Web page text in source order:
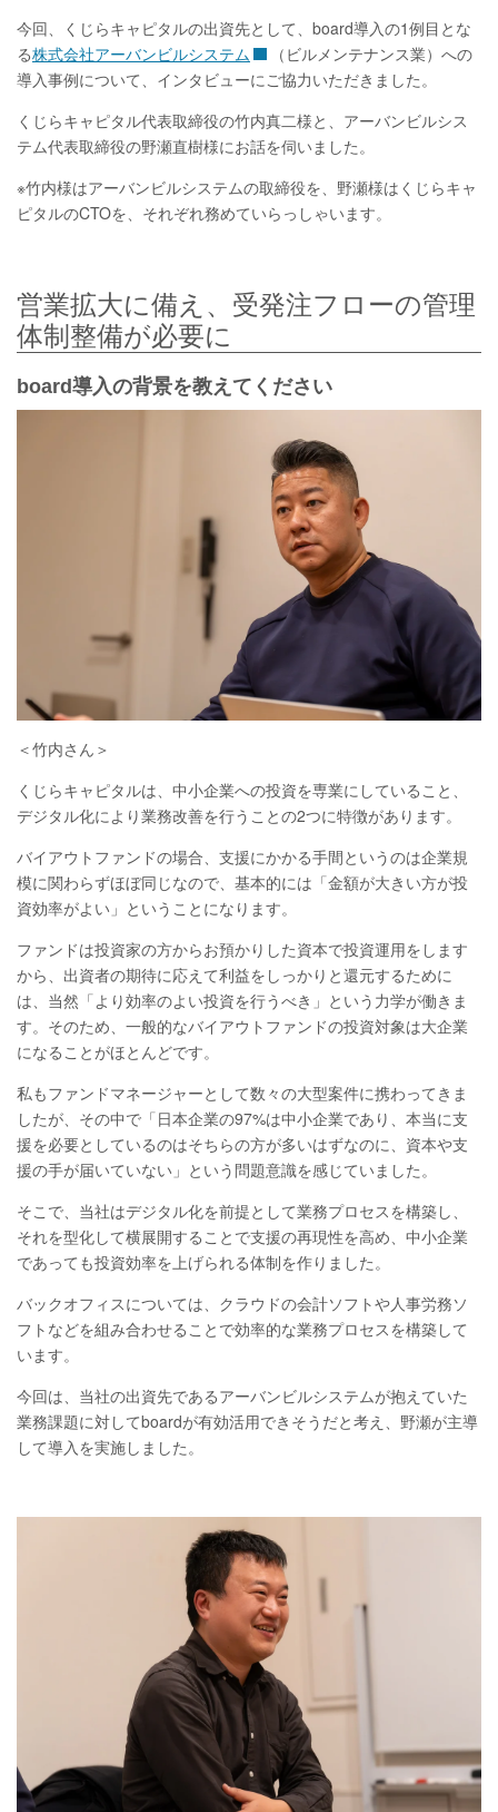
今回、くじらキャピタルの出資先として、board導入の1例目とな
る株式会社アーバンビルシステム
（ビルメンテナンス業）への
導入事例について、インタビューにご協力いただきました。
くじらキャピタル代表取締役の竹内真二様と、アーバンビルシス
テム代表取締役の野瀬直樹様にお話を伺いました。
※竹内様はアーバンビルシステムの取締役を、野瀬様はくじらキャ
ピタルのCTOを、それぞれ務めていらっしゃいます。
営業拡大に備え、受発注フローの管理
体制整備が必要に
board導入の背景を教えてください
＜竹内さん＞
くじらキャピタルは、中小企業への投資を専業にしていること、
デジタル化により業務改善を行うことの2つに特徴があります。
バイアウトファンドの場合、支援にかかる手間というのは企業規
模に関わらずほぼ同じなので、基本的には「金額が大きい方が投
資効率がよい」ということになります。
ファンドは投資家の方からお預かりした資本で投資運用をします
から、出資者の期待に応えて利益をしっかりと還元するために
は、当然「より効率のよい投資を行うべき」という力学が働きま
す。そのため、一般的なバイアウトファンドの投資対象は大企業
になることがほとんどです。
私もファンドマネージャーとして数々の大型案件に携わってきま
したが、その中で「日本企業の97%は中小企業であり、本当に支
援を必要としているのはそちらの方が多いはずなのに、資本や支
援の手が届いていない」という問題意識を感じていました。
そこで、当社はデジタル化を前提として業務プロセスを構築し、
それを型化して横展開することで支援の再現性を高め、中小企業
であっても投資効率を上げられる体制を作りました。
バックオフィスについては、クラウドの会計ソフトや人事労務ソ
フトなどを組み合わせることで効率的な業務プロセスを構築して
います。
今回は、当社の出資先であるアーバンビルシステムが抱えていた
業務課題に対してboardが有効活用できそうだと考え、野瀬が主導
して導入を実施しました。